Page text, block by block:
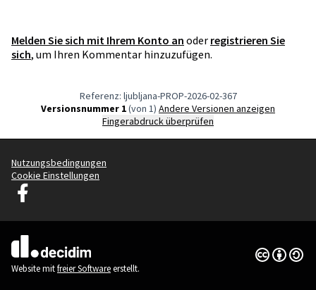
Melden Sie sich mit Ihrem Konto an oder registrieren Sie
sich, um Ihren Kommentar hinzuzufügen.
Referenz: ljubljana-PROP-2026-02-367
Versionsnummer 1(von 1)
Andere Versionen anzeigen
Fingerabdruck überprüfen
Nutzungsbedingungen
Cookie Einstellungen
Decidim Ljubljana auf Facebook
(Externer Link)
Website mitfreier Softwareerstellt.
Creative
(Externer